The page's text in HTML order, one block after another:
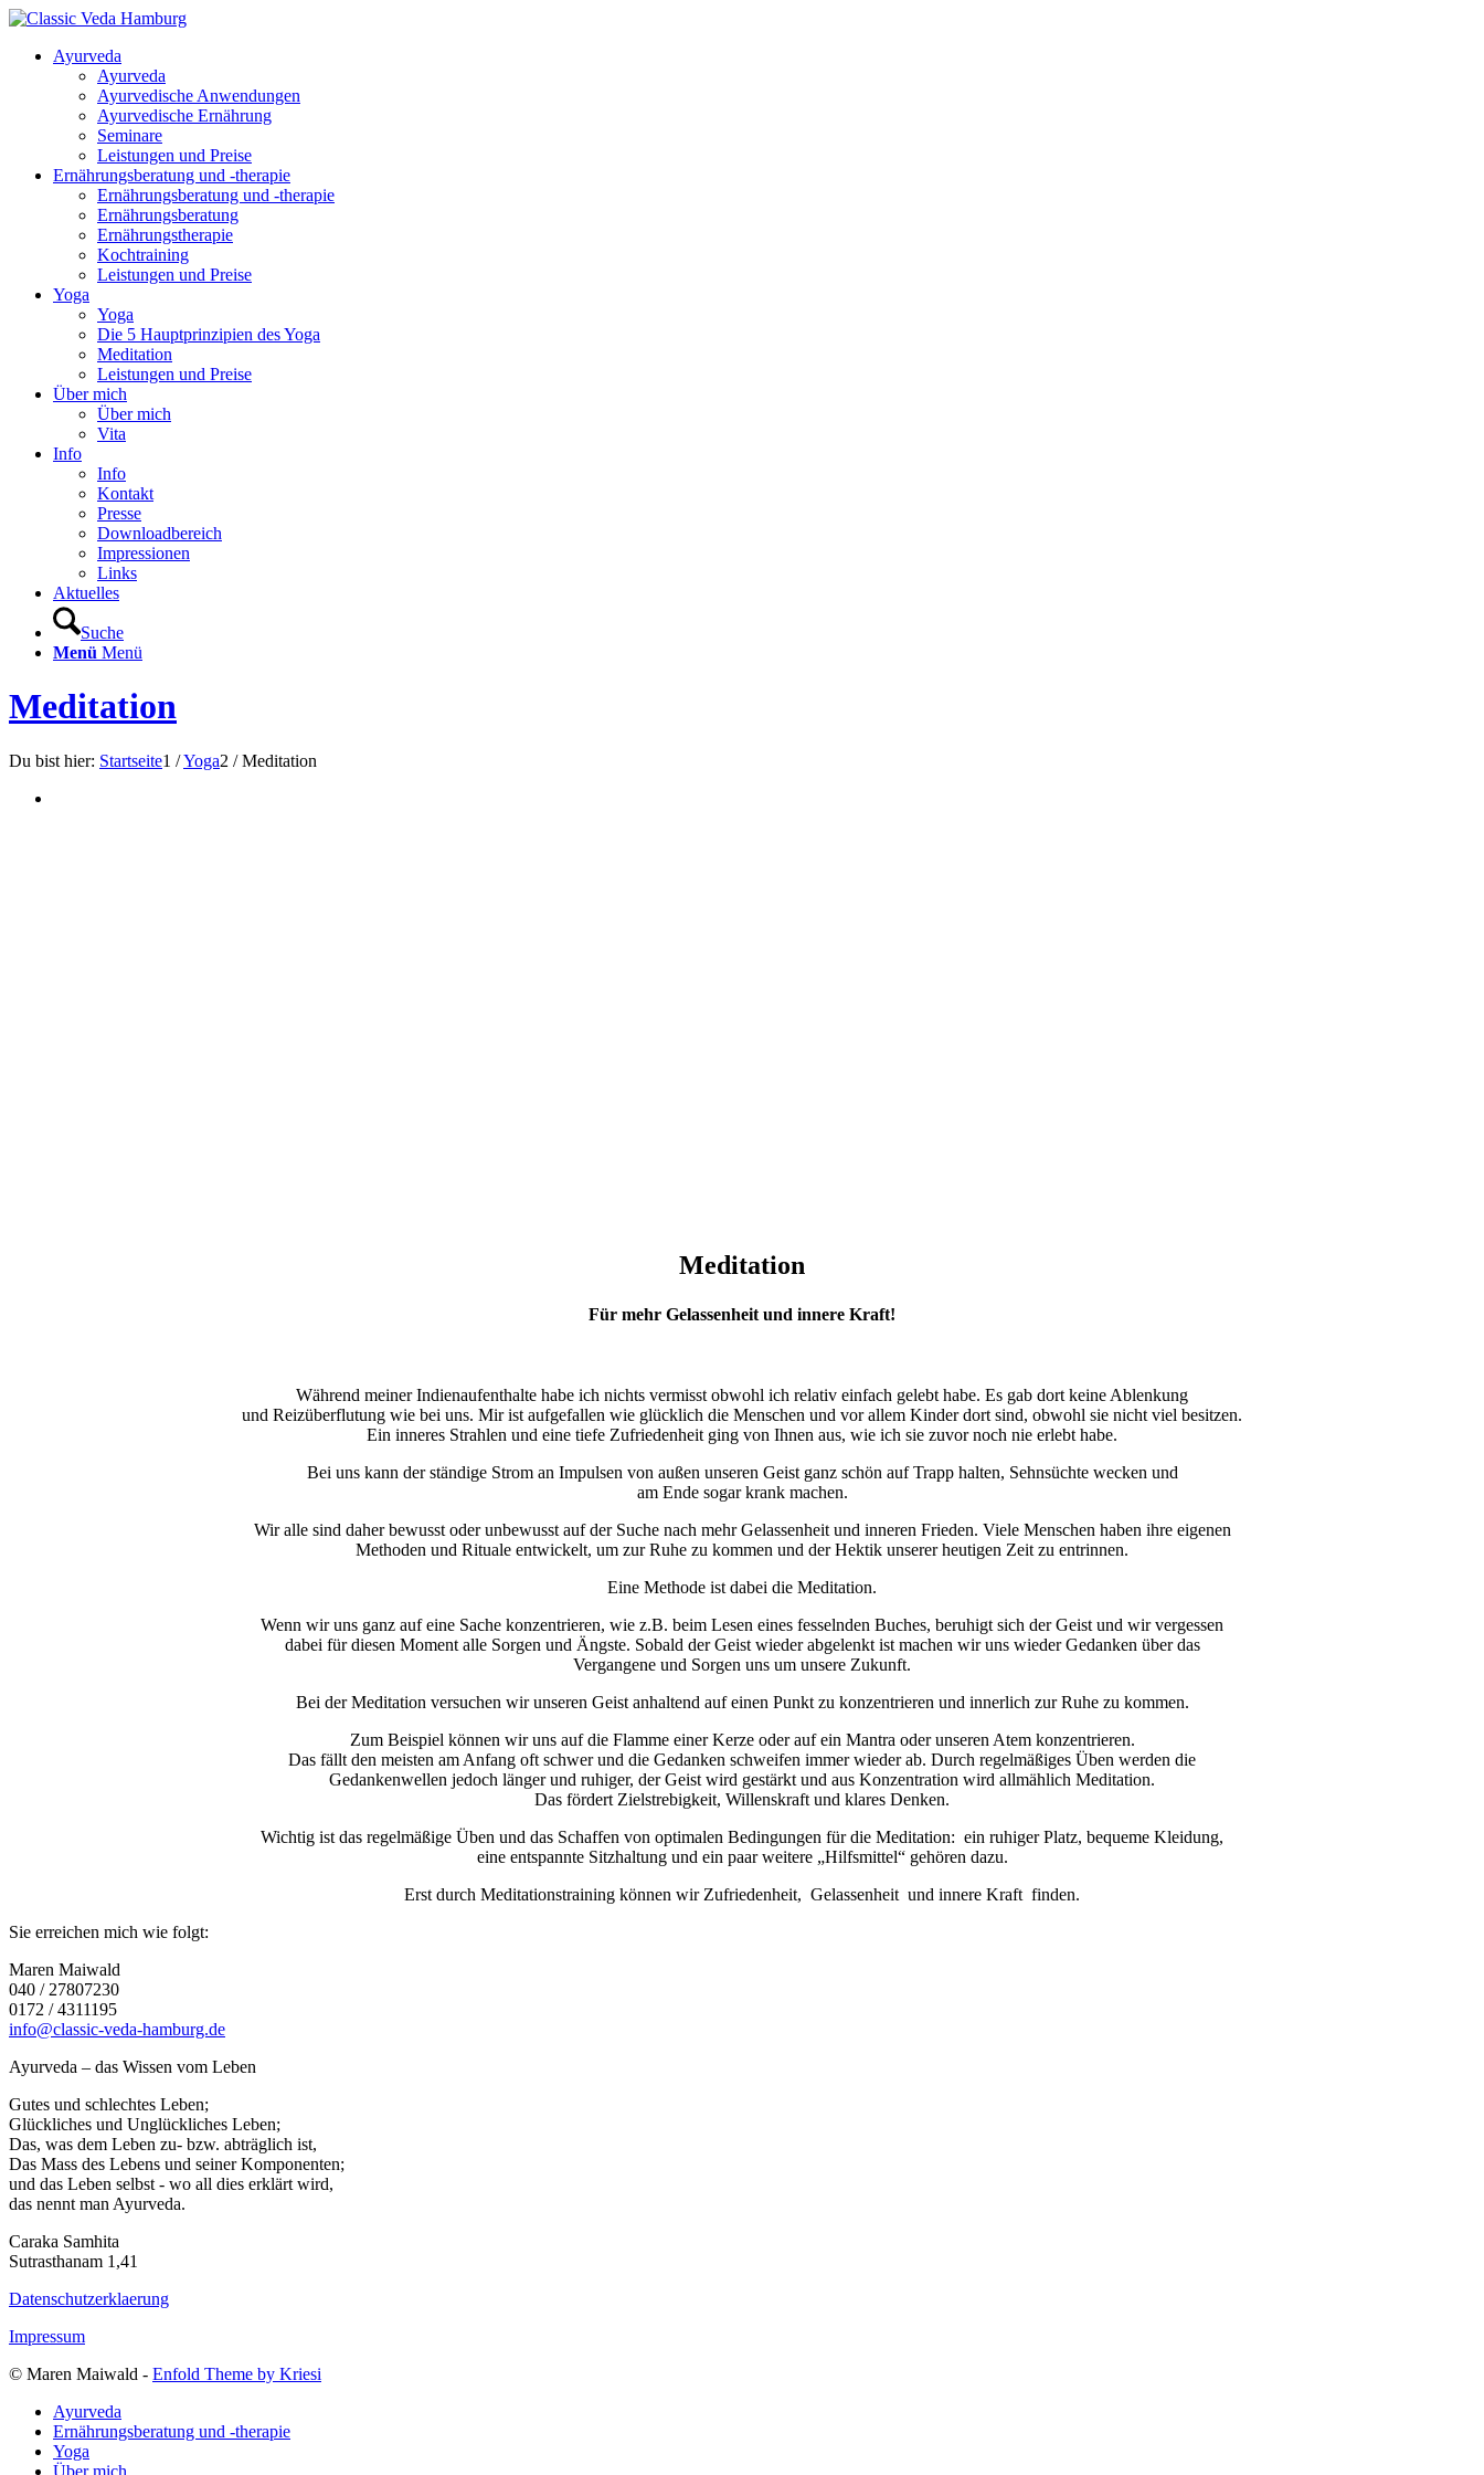
Ayurveda
Ayurveda
Ayurvedische Anwendungen
Ayurvedische Ernährung
Seminare
Leistungen und Preise
Ernährungsberatung und -therapie
Ernährungsberatung und -therapie
Ernährungsberatung
Ernährungstherapie
Kochtraining
Leistungen und Preise
Yoga
Yoga
Die 5 Hauptprinzipien des Yoga
Meditation
Leistungen und Preise
Über mich
Über mich
Vita
Info
Info
Kontakt
Presse
Downloadbereich
Impressionen
Links
Aktuelles
Suche
Menü Menü
Meditation
Du bist hier: Startseite1 /Yoga2 / Meditation
Meditation
Für mehr Gelassenheit und innere Kraft!
Während meiner Indienaufenthalte habe ich nichts vermisst obwohl ich relativ einfach gelebt habe. Es gab dort keine Ablenkung
und Reizüberflutung wie bei uns. Mir ist aufgefallen wie glücklich die Menschen und vor allem Kinder dort sind, obwohl sie nicht viel besitzen.
Ein inneres Strahlen und eine tiefe Zufriedenheit ging von Ihnen aus, wie ich sie zuvor noch nie erlebt habe.
Bei uns kann der ständige Strom an Impulsen von außen unseren Geist ganz schön auf Trapp halten, Sehnsüchte wecken und
am Ende sogar krank machen.
Wir alle sind daher bewusst oder unbewusst auf der Suche nach mehr Gelassenheit und inneren Frieden. Viele Menschen haben ihre eigenen
Methoden und Rituale entwickelt, um zur Ruhe zu kommen und der Hektik unserer heutigen Zeit zu entrinnen.
Eine Methode ist dabei die Meditation.
Wenn wir uns ganz auf eine Sache konzentrieren, wie z.B. beim Lesen eines fesselnden Buches, beruhigt sich der Geist und wir vergessen
dabei für diesen Moment alle Sorgen und Ängste. Sobald der Geist wieder abgelenkt ist machen wir uns wieder Gedanken über das
Vergangene und Sorgen uns um unsere Zukunft.
Bei der Meditation versuchen wir unseren Geist anhaltend auf einen Punkt zu konzentrieren und innerlich zur Ruhe zu kommen.
Zum Beispiel können wir uns auf die Flamme einer Kerze oder auf ein Mantra oder unseren Atem konzentrieren.
Das fällt den meisten am Anfang oft schwer und die Gedanken schweifen immer wieder ab. Durch regelmäßiges Üben werden die
Gedankenwellen jedoch länger und ruhiger, der Geist wird gestärkt und aus Konzentration wird allmählich Meditation.
Das fördert Zielstrebigkeit, Willenskraft und klares Denken.
Wichtig ist das regelmäßige Üben und das Schaffen von optimalen Bedingungen für die Meditation: ein ruhiger Platz, bequeme Kleidung,
eine entspannte Sitzhaltung und ein paar weitere „Hilfsmittel“ gehören dazu.
Erst durch Meditationstraining können wir Zufriedenheit, Gelassenheit und innere Kraft finden.
Sie erreichen mich wie folgt:
Maren Maiwald
040 / 27807230
0172 / 4311195
info@classic-veda-hamburg.de
Ayurveda – das Wissen vom Leben
Gutes und schlechtes Leben;
Glückliches und Unglückliches Leben;
Das, was dem Leben zu- bzw. abträglich ist,
Das Mass des Lebens und seiner Komponenten;
und das Leben selbst - wo all dies erklärt wird,
das nennt man Ayurveda.
Caraka Samhita
Sutrasthanam 1,41
Datenschutzerklaerung
Impressum
© Maren Maiwald - Enfold Theme by Kriesi
Ayurveda
Ernährungsberatung und -therapie
Yoga
Über mich